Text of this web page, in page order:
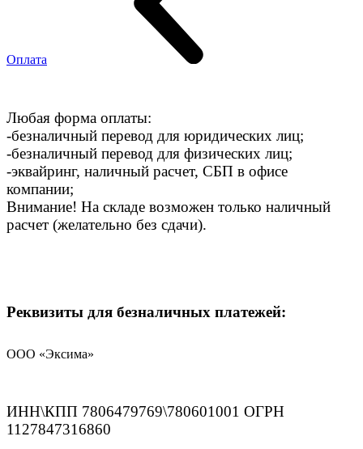
Оплата
Любая форма оплаты:
-безналичный перевод для юридических лиц;
-безналичный перевод для физических лиц;
-эквайринг, наличный расчет, СБП в офисе
компании;
Внимание! На складе возможен только наличный
расчет (желательно без сдачи).
Реквизиты для безналичных платежей:
ООО «Эксима»
ИНН\КПП 7806479769\780601001 ОГРН
1127847316860